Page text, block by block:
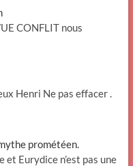
CONFLIT nous
Henri Ne pas effacer .
prométéen.
et Eurydice n’est pas une